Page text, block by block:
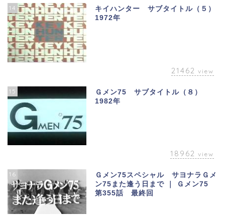
14
キイハンター サブタイトル（５）
1972年
21462 view
15
Ｇメン75 サブタイトル（８）
1982年
18962 view
16
Ｇメン75スペシャル サヨナラＧメ
ン75また逢う日まで ｜ Ｇメン75
第355話 最終回